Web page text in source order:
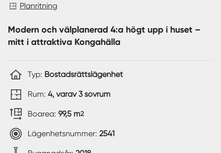
Planritning
Modern och välplanerad 4:a högt upp i huset –
mitt i attraktiva Kongahälla
Typ: Bostadsrättslägenhet
Rum: 4, varav 3 sovrum
Boarea: 99,5 m2
Lägenhetsnummer: 2541